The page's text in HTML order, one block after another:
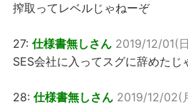
搾取ってレベルじゃねーぞ
27: 仕様書無しさん 2019/12/01(
SES会社に入ってスグに辞めたじ
28: 仕様書無しさん 2019/12/02(